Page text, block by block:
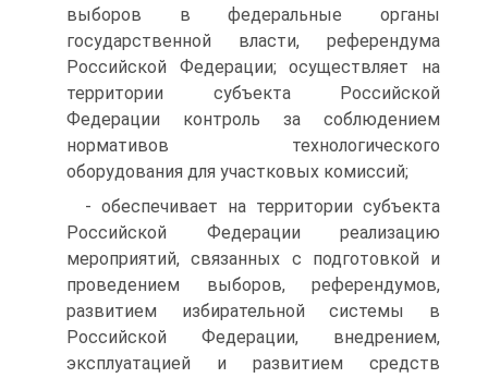
выборов в федеральные органы
государственной власти, референдума
Российской Федерации; осуществляет на
территории субъекта Российской
Федерации контроль за соблюдением
нормативов технологического
оборудования для участковых комиссий;
- обеспечивает на территории субъекта
Российской Федерации реализацию
мероприятий, связанных с подготовкой и
проведением выборов, референдумов,
развитием избирательной системы в
Российской Федерации, внедрением,
эксплуатацией и развитием средств